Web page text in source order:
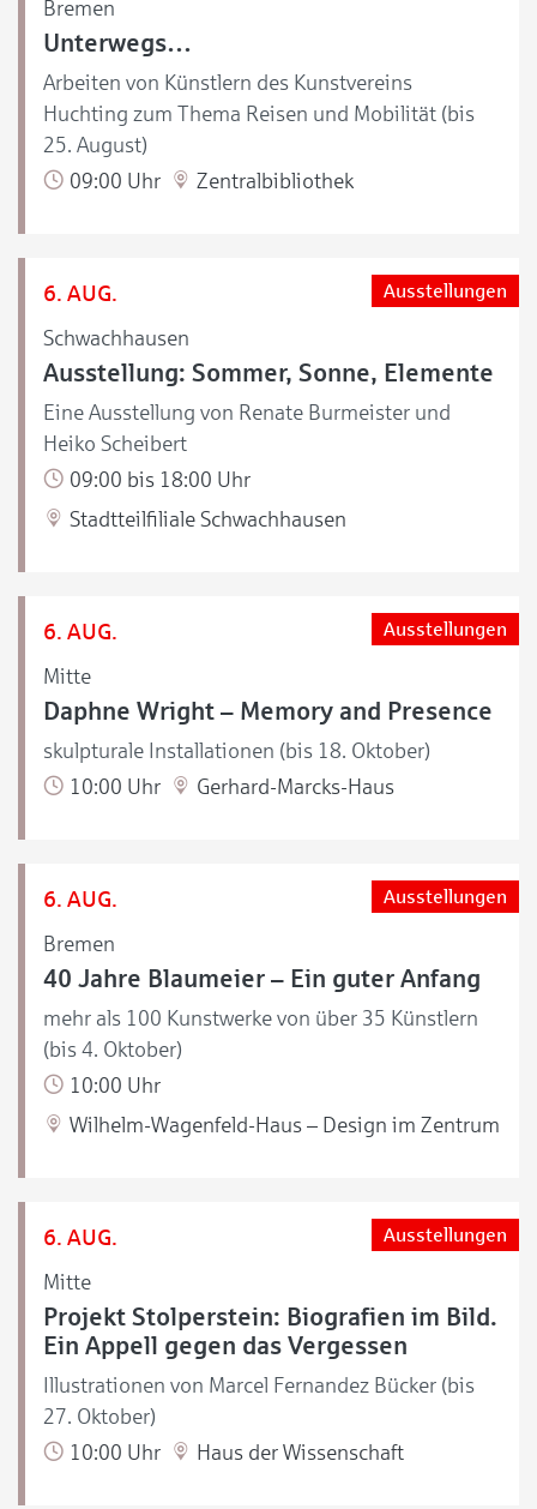
Bremen
Unterwegs…
Arbeiten von Künstlern des Kunstvereins
Huchting zum Thema Reisen und Mobilität (bis
25. August)
09:00 Uhr
Zentralbibliothek
6. AUG.
Schwachhausen
Ausstellungen
Ausstellung: Sommer, Sonne, Elemente
Eine Ausstellung von Renate Burmeister und
Heiko Scheibert
09:00 bis 18:00 Uhr
Stadtteilfiliale Schwachhausen
6. AUG.
Mitte
Ausstellungen
Daphne Wright – Memory and Presence
skulpturale Installationen (bis 18. Oktober)
10:00 Uhr
Gerhard-Marcks-Haus
6. AUG.
Bremen
Ausstellungen
40 Jahre Blaumeier – Ein guter Anfang
mehr als 100 Kunstwerke von über 35 Künstlern
(bis 4. Oktober)
10:00 Uhr
Wilhelm-Wagenfeld-Haus – Design im Zentrum
6. AUG.
Mitte
Ausstellungen
Projekt Stolperstein: Biografien im Bild.
Ein Appell gegen das Vergessen
Illustrationen von Marcel Fernandez Bücker (bis
27. Oktober)
10:00 Uhr
Haus der Wissenschaft